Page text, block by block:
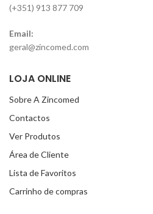
(+351) 913 877 709
Email:
geral@zincomed.com
LOJA ONLINE
Sobre A Zincomed
Contactos
Ver Produtos
Área de Cliente
Lista de Favoritos
Carrinho de compras